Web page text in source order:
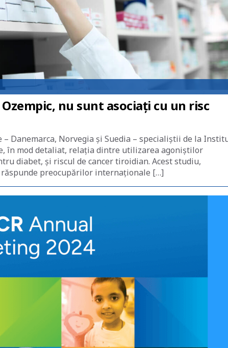
nu sunt asociați cu un risc
Danemarca, Norvegia și Suedia – specialiștii de la
în mod detaliat, relația dintre utilizarea agoniștilor
diabet, și riscul de cancer tiroidian. Acest studiu,
preocupărilor internaționale […]